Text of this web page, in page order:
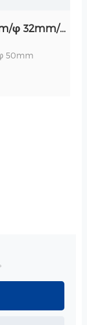
塑料卡扣-φ 25mm/φ 32mm/φ 50mm 规格
50mm